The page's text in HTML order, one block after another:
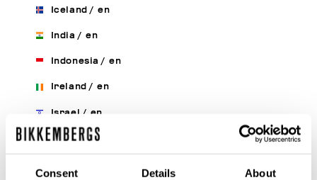
Consent Details About
Iceland / en
India / en
Indonesia / en
Ireland / en
Israel / en
Italy / it /